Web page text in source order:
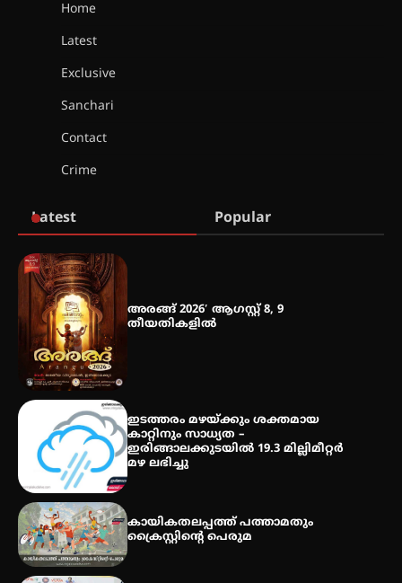
Home
Latest
Exclusive
Sanchari
Contact
Crime
Latest Popular
അരങ്ങ് 2026′ ആഗസ്റ്റ് 8, 9
തീയതികളിൽ
ഇടത്തരം മഴയ്ക്കും ശക്തമായ
കാറ്റിനും സാധ്യത –
ഇരിങ്ങാലക്കുടയിൽ 19.3 മില്ലിമീറ്റർ
മഴ ലഭിച്ചു
കായികതലപ്പത്ത് പത്താമതും
ക്രൈസ്റ്റിന്റെ പെരുമ